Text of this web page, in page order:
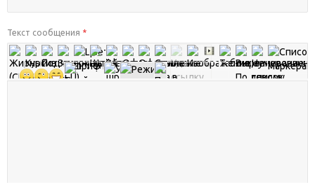
Текст сообщения *